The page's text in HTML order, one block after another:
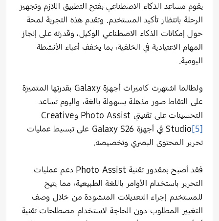
يقوم مساعد الذكاء الاصطناعي بفتح التطبيق اللازم وتجهيز
الرحلة بانتظار تأكيد المستخدم. وتقدم هذه التجربة لمحة
حول إمكانات الذكاء الاصطناعي الوكيل، وقدرته على إنجاز
المهام الاعتيادية في الخلفية، بما يخفف أعباء الأنشطة
اليومية.
ولطالما اشتهرت كاميرات أجهزة Galaxy بقدرتها المتميزة
على التقاط صور مذهلة بسهولة بالغة، واليوم تساعد
التحسينات على تقنيتي Photo Assist وCreative
Studio[5]
في أجهزة Galaxy S26 على تبسيط عمليات
تحرير المحتوى البصري وتخصيصه.
فقد أصبح بمقدور تقنيةPhoto Assist دعم عمليات
التحرير باستخدام الأوامر باللغة الطبيعية، مما يتيح
للمستخدم إجراء التعديلات المنشودة من خلال وصف
التغيير المطلوب دون الحاجة لاستخدام مصطلحات تقنية